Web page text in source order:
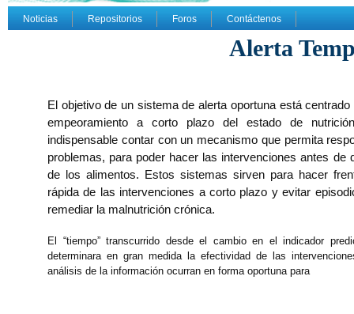
Noticias Repositorios Foros Contáctenos
Alerta
El objetivo de un sistema de alerta oportuna está
empeoramiento a corto plazo del estado de
indispensable contar con un mecanismo que permita
problemas, para poder hacer las intervenciones antes de
de los alimentos. Estos sistemas sirven para hacer
rápida de las intervenciones a corto plazo y evitar
remediar la malnutrición crónica.
El “tiempo” transcurrido desde el cambio en el indicador
determinara en gran medida la efectividad de las
análisis de la información ocurran en forma oportuna para